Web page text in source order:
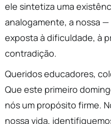
ele sintetiza uma
analogamente, a nossa
exposta à dificuldade, à
contradição.
Queridos educadores,
Que este primeiro
nós um propósito firme.
nossa vida,